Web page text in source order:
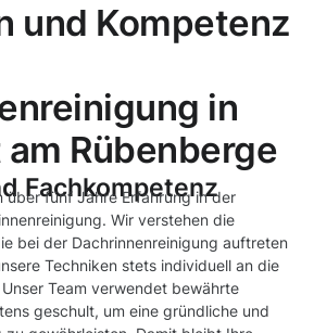
und Kompetenz
in
Rübenberge
Fachkompetenz
über fünf Jahre Erfahrung in der
Wir verstehen die
bei der Dachrinnenreinigung auftreten
Techniken stets individuell an die
Team verwendet bewährte
geschult, um eine gründliche und